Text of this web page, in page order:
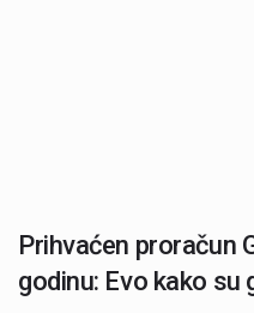
Prihvaćen proračun
godinu: Evo kako su